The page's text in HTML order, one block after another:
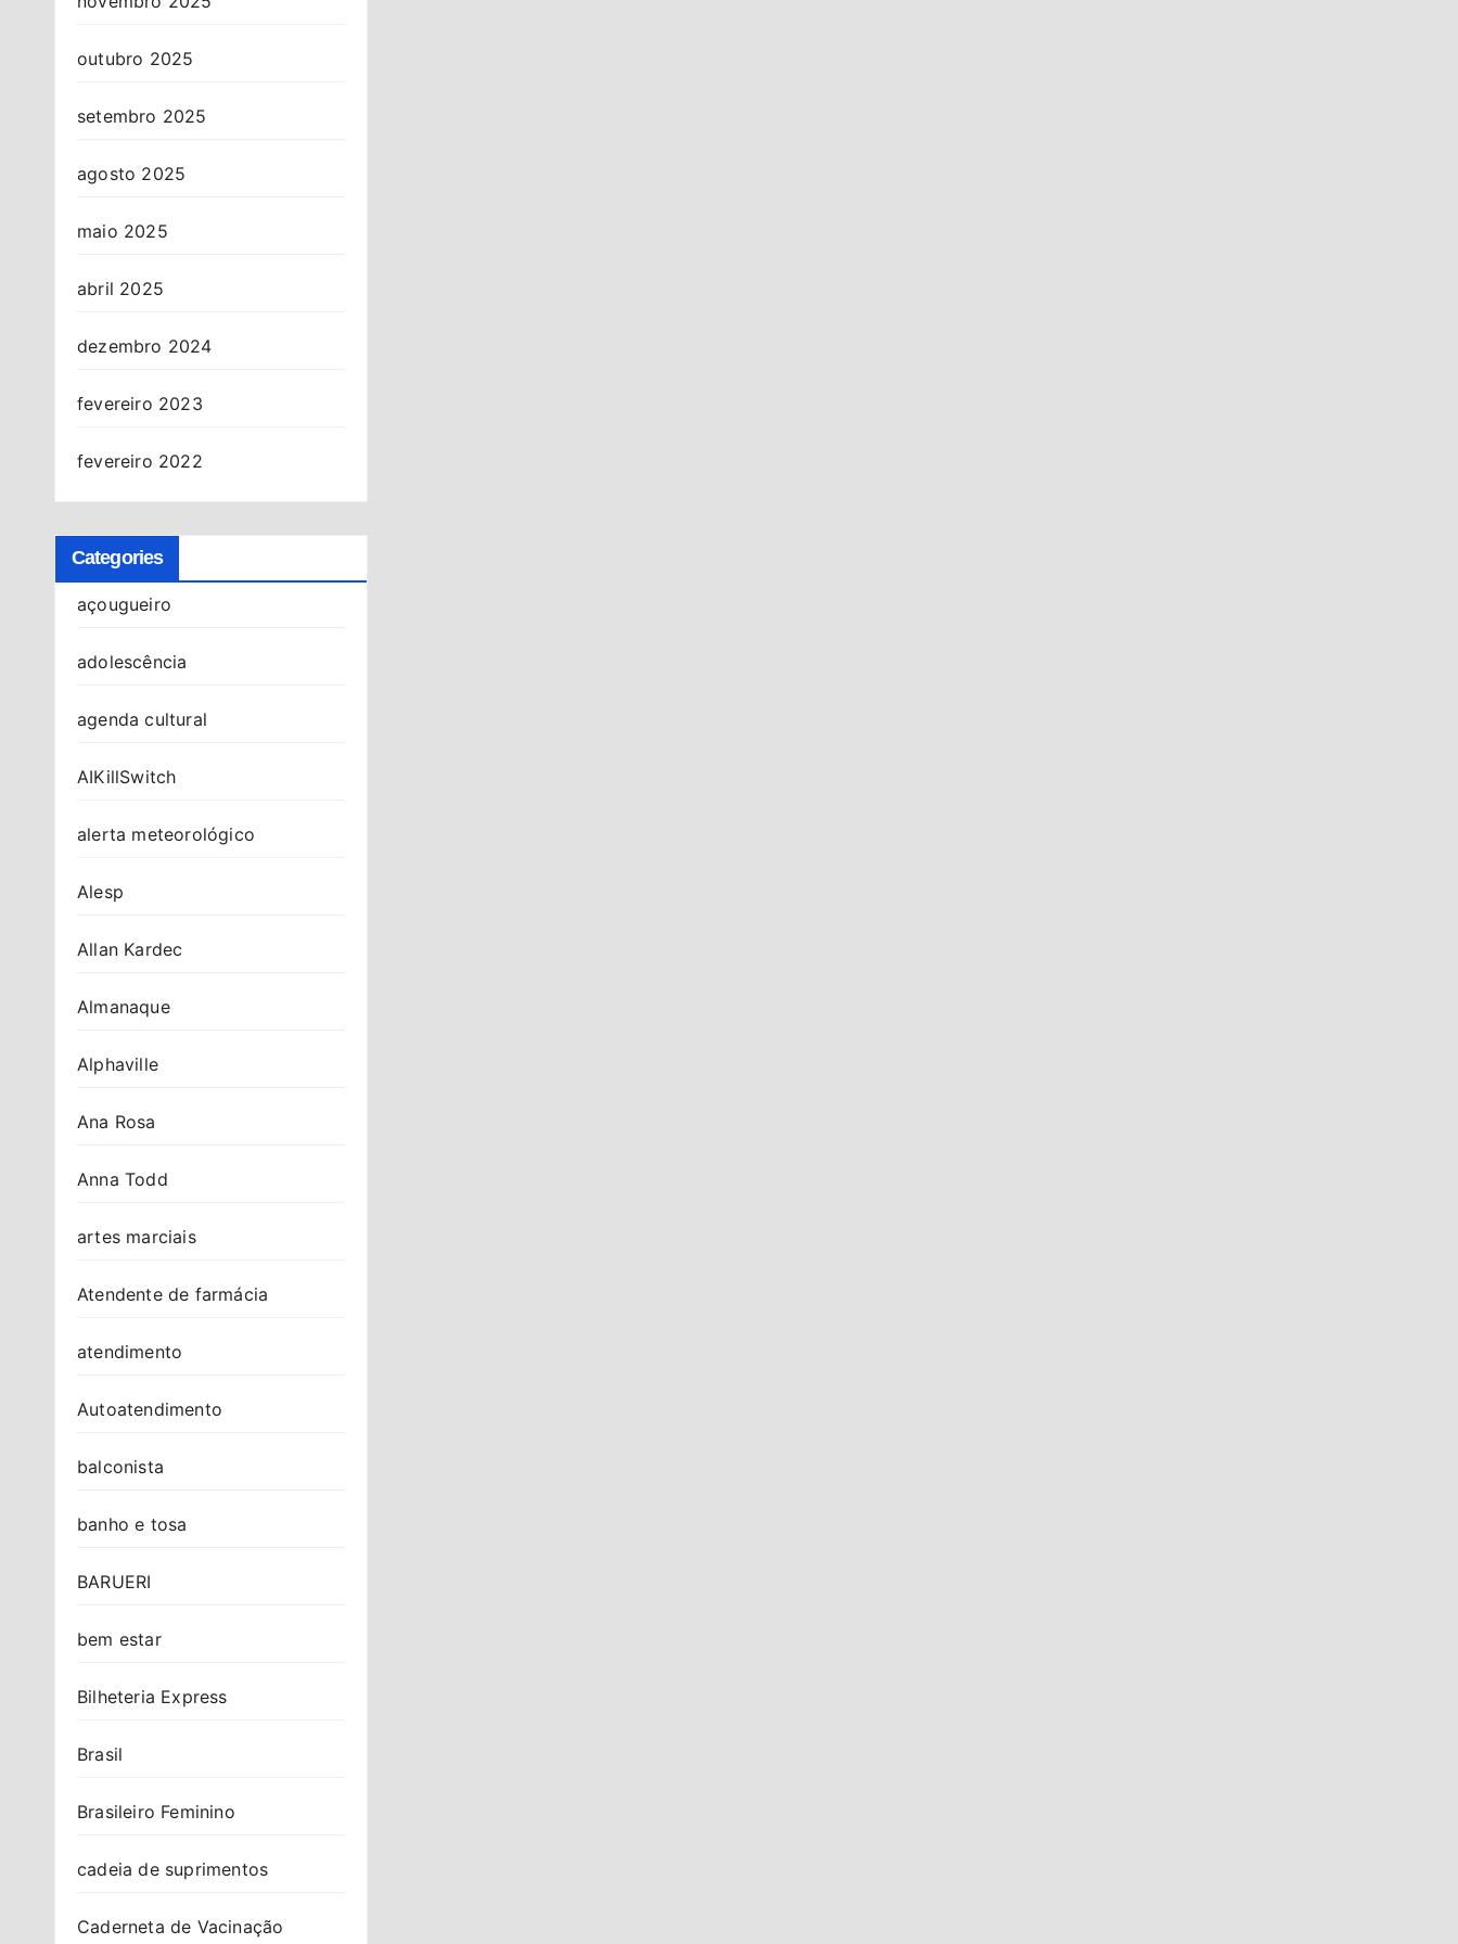
outubro 2025
setembro 2025
agosto 2025
maio 2025
abril 2025
dezembro 2024
fevereiro 2023
fevereiro 2022
Categories
açougueiro
adolescência
agenda cultural
AIKillSwitch
alerta meteorológico
Alesp
Allan Kardec
Almanaque
Alphaville
Ana Rosa
Anna Todd
artes marciais
Atendente de farmácia
atendimento
Autoatendimento
balconista
banho e tosa
BARUERI
bem estar
Bilheteria Express
Brasil
Brasileiro Feminino
cadeia de suprimentos
Caderneta de Vacinação